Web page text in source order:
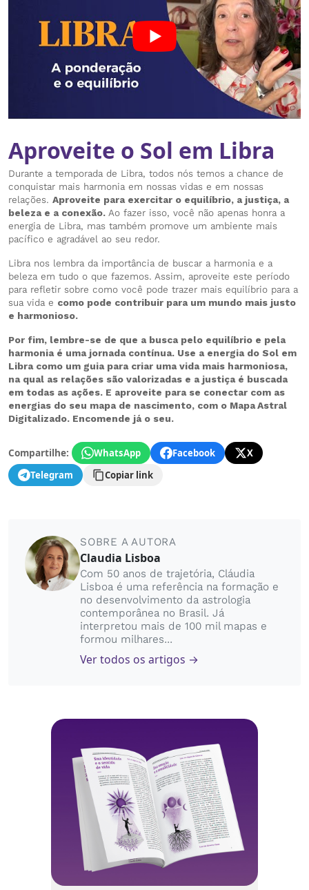
Aproveite o Sol em Libra
Durante a temporada de Libra, todos nós temos a chance de
conquistar mais harmonia em nossas vidas e em nossas
relações. Aproveite para exercitar o equilíbrio, a justiça, a
beleza e a conexão. Ao fazer isso, você não apenas honra a
energia de Libra, mas também promove um ambiente mais
pacífico e agradável ao seu redor.
Libra nos lembra da importância de buscar a harmonia e a
beleza em tudo o que fazemos. Assim, aproveite este período
para refletir sobre como você pode trazer mais equilíbrio para a
sua vida e como pode contribuir para um mundo mais justo
e harmonioso.
Por fim, lembre-se de que a busca pelo equilíbrio e pela
harmonia é uma jornada contínua. Use a energia do Sol em
Libra como um guia para criar uma vida mais harmoniosa,
na qual as relações são valorizadas e a justiça é buscada
em todas as ações. E aproveite para se conectar com as
energias do seu mapa de nascimento, com o Mapa Astral
Digitalizado. Encomende já o seu.
Compartilhe: WhatsApp Facebook
X
Telegram
Copiar link
SOBRE A AUTORA
Claudia Lisboa
Com 50 anos de trajetória, Cláudia
Lisboa é uma referência na formação e
no desenvolvimento da astrologia
contemporânea no Brasil. Já
interpretou mais de 100 mil mapas e
formou milhares...
Ver todos os artigos →